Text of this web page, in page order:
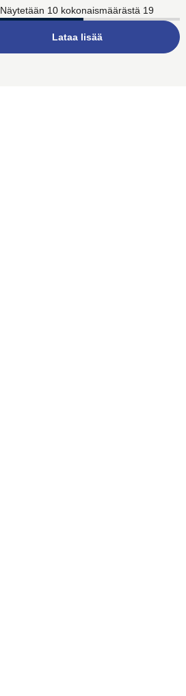
Näytetään 10 kokonaismäärästä 19
Lataa lisää